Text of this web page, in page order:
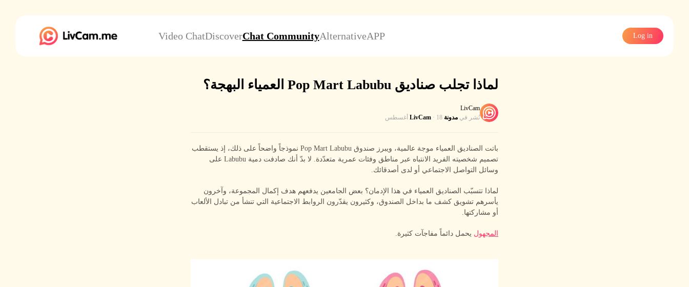
Video ChatDiscoverChat CommunityAlternativeAPP Log in
لماذا تجلب صناديق Pop Mart Labubu العمياء البهجة؟
LivCam
نُشر في مدونة LivCam · 18 أغسطس
باتت الصناديق العمياء موجة عالمية، ويبرز صندوق Pop Mart Labubu نموذجاً واضحاً على ذلك، إذ يستقطب
تصميم شخصيته الفريد الانتباه عبر مناطق وفئات عمرية متعدّدة. لا بدّ أنك صادفت دمية Labubu على
وسائل التواصل الاجتماعي أو لدى أصدقائك.
لماذا تتسبّب الصناديق العمياء في هذا الإدمان؟ بعض الجامعين يدفعهم هدف إكمال المجموعة، وآخرون
يأسرهم تشويق كشف ما بداخل الصندوق، وكثيرون يقدّرون الروابط الاجتماعية التي تنشأ من تبادل الألعاب
أو مشاركتها.
المجهول يحمل دائماً مفاجآت كثيرة.